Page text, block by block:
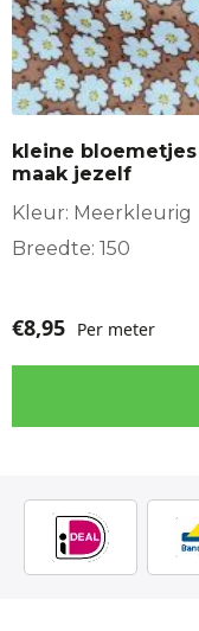
kleine
maak jezelf
Kleur: Meerkleurig
Breedte: 150
€8,95 Per meter